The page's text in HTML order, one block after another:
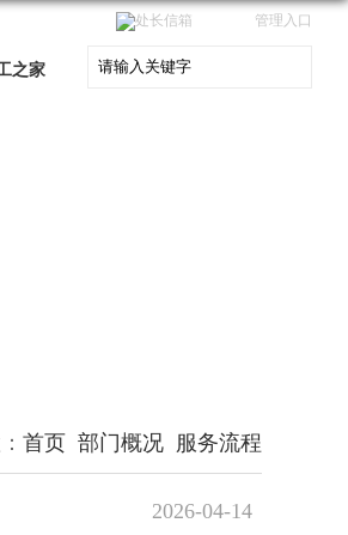
管理入口
处长信箱
之家
首页 部门概况 服务流程
2026-04-14